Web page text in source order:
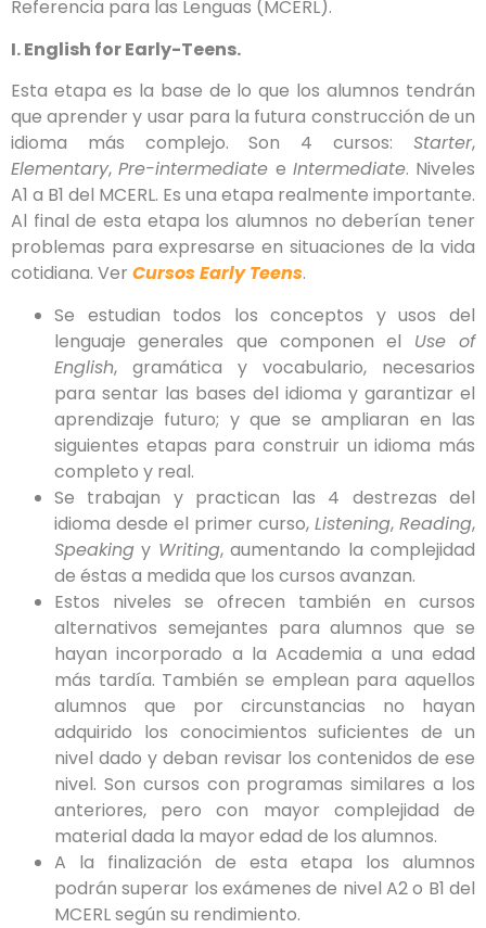
Referencia para las Lenguas (MCERL).
I. English for Early-Teens.
Esta etapa es la base de lo que los alumnos tendrán
que aprender y usar para la futura construcción de un
idioma más complejo. Son 4 cursos: Starter,
Elementary,Pre-intermediate e Intermediate. Niveles
A1 a B1 del MCERL. Es una etapa realmente importante.
Al final de esta etapa los alumnos no deberían tener
problemas para expresarse en situaciones de la vida
cotidiana. Ver Cursos Early Teens.
Se estudian todos los conceptos y usos del
lenguaje generales que componen el Use of
English, gramática y vocabulario, necesarios
para sentar las bases del idioma y garantizar el
aprendizaje futuro; y que se ampliaran en las
siguientes etapas para construir un idioma más
completo y real.
Se trabajan y practican las 4 destrezas del
idioma desde el primer curso, Listening, Reading,
Speaking y Writing, aumentando la complejidad
de éstas a medida que los cursos avanzan.
Estos niveles se ofrecen también en cursos
alternativos semejantes para alumnos que se
hayan incorporado a la Academia a una edad
más tardía. También se emplean para aquellos
alumnos que por circunstancias no hayan
adquirido los conocimientos suficientes de un
nivel dado y deban revisar los contenidos de ese
nivel. Son cursos con programas similares a los
anteriores, pero con mayor complejidad de
material dada la mayor edad de los alumnos.
A la finalización de esta etapa los alumnos
podrán superar los exámenes de nivel A2 o B1 del
MCERL según su rendimiento.